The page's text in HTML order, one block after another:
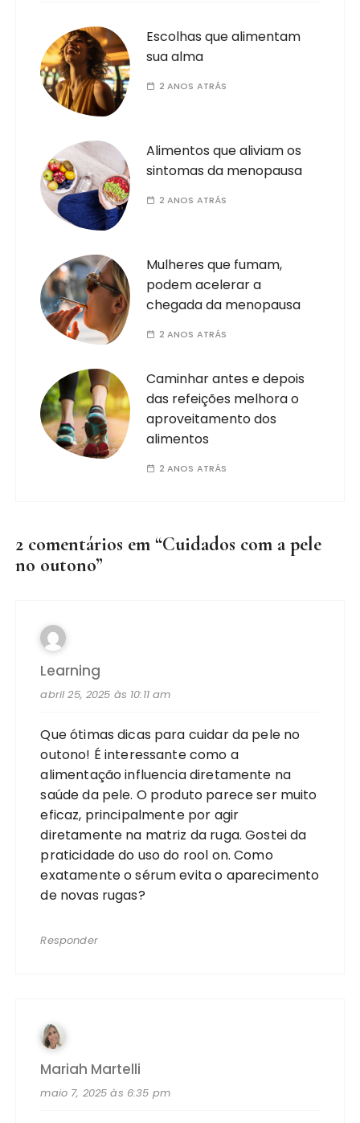
Escolhas que alimentam
sua alma
2 ANOS ATRÁS
Alimentos que aliviam os
sintomas da menopausa
2 ANOS ATRÁS
Mulheres que fumam,
podem acelerar a
chegada da menopausa
2 ANOS ATRÁS
Caminhar antes e depois
das refeições melhora o
aproveitamento dos
alimentos
2 ANOS ATRÁS
2 comentários em “Cuidados com a pele
no outono”
Learning
abril 25, 2025 às 10:11 am
Que ótimas dicas para cuidar da pele no
outono! É interessante como a
alimentação influencia diretamente na
saúde da pele. O produto parece ser muito
eficaz, principalmente por agir
diretamente na matriz da ruga. Gostei da
praticidade do uso do rool on. Como
exatamente o sérum evita o aparecimento
de novas rugas?
Responder
Mariah Martelli
maio 7, 2025 às 6:35 pm